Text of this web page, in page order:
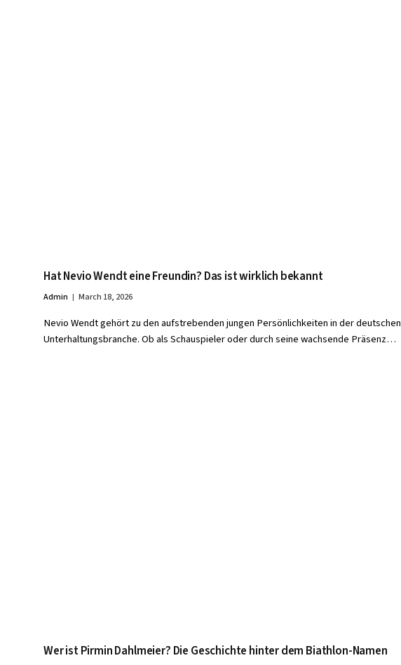
Hat Nevio Wendt eine Freundin? Das ist wirklich bekannt
Admin March 18, 2026
Nevio Wendt gehört zu den aufstrebenden jungen Persönlichkeiten in der deutschen
Unterhaltungsbranche. Ob als Schauspieler oder durch seine wachsende Präsenz…
Wer ist Pirmin Dahlmeier? Die Geschichte hinter dem Biathlon-Namen